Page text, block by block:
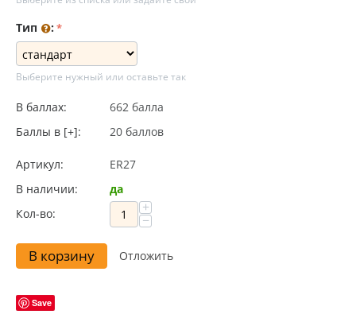
Тип :
Выберите нужный или оставьте так
В баллах:
662 балла
Баллы в [+]:
20 баллов
Артикул:
ER27
В наличии:
да
Кол-во:
+
−
В корзину Отложить
Save